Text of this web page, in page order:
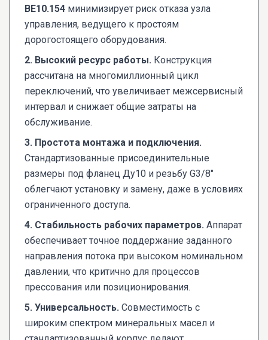
ВЕ10.154 минимизирует риск отказа узла
управления, ведущего к простоям
дорогостоящего оборудования.
2. Высокий ресурс работы. Конструкция
рассчитана на многомиллионный цикл
переключений, что увеличивает межсервисный
интервал и снижает общие затраты на
обслуживание.
3. Простота монтажа и подключения.
Стандартизованные присоединительные
размеры под фланец Ду10 и резьбу G3/8"
облегчают установку и замену, даже в условиях
ограниченного доступа.
4. Стабильность рабочих параметров. Аппарат
обеспечивает точное поддержание заданного
направления потока при высоком номинальном
давлении, что критично для процессов
прессования или позиционирования.
5. Универсальность. Совместимость с
широким спектром минеральных масел и